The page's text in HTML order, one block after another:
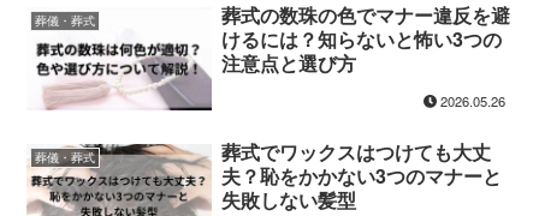
葬儀・葬式
葬式の数珠の色でマナー違反を避
けるには？知らないと怖い3つの
注意点と選び方
2026.05.26
葬儀・葬式
葬式でワックスはつけても大丈
夫？恥をかかない3つのマナーと
失敗しない髪型